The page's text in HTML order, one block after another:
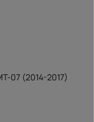
07 (2014-2017)